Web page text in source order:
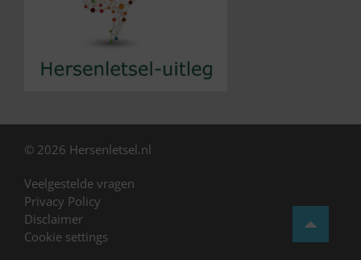
© 2026 Hersenletsel.nl
Veelgestelde vragen
Privacy Policy
Disclaimer
Cookie settings